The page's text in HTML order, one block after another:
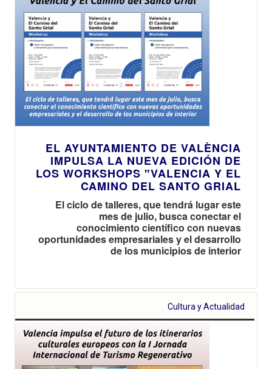
EL AYUNTAMIENTO DE VALÈNCIA
IMPULSA LA NUEVA EDICIÓN DE
LOS WORKSHOPS "VALENCIA Y EL
CAMINO DEL SANTO GRIAL
El ciclo de talleres, que tendrá lugar este
mes de julio, busca conectar el
conocimiento científico con nuevas
oportunidades empresariales y el desarrollo
de los municipios de interior
Cultura y Actualidad